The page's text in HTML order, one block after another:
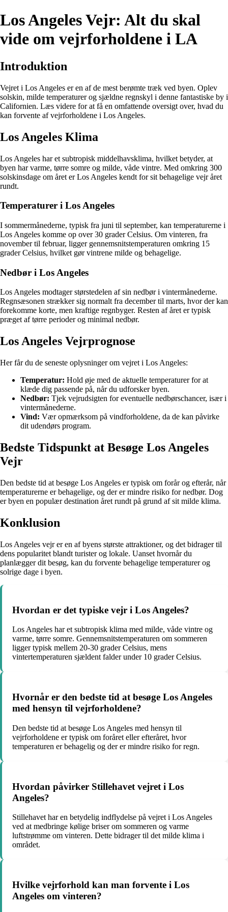
Los Angeles Vejr: Alt du skal
vide om vejrforholdene i LA
Introduktion
Vejret i Los Angeles er en af de mest berømte træk ved byen. Oplev
solskin, milde temperaturer og sjældne regnskyl i denne fantastiske by i
Californien. Læs videre for at få en omfattende oversigt over, hvad du
kan forvente af vejrforholdene i Los Angeles.
Los Angeles Klima
Los Angeles har et subtropisk middelhavsklima, hvilket betyder, at
byen har varme, tørre somre og milde, våde vintre. Med omkring 300
solskinsdage om året er Los Angeles kendt for sit behagelige vejr året
rundt.
Temperaturer i Los Angeles
I sommermånederne, typisk fra juni til september, kan temperaturerne i
Los Angeles komme op over 30 grader Celsius. Om vinteren, fra
november til februar, ligger gennemsnitstemperaturen omkring 15
grader Celsius, hvilket gør vintrene milde og behagelige.
Nedbør i Los Angeles
Los Angeles modtager størstedelen af sin nedbør i vintermånederne.
Regnsæsonen strækker sig normalt fra december til marts, hvor der kan
forekomme korte, men kraftige regnbyger. Resten af året er typisk
præget af tørre perioder og minimal nedbør.
Los Angeles Vejrprognose
Her får du de seneste oplysninger om vejret i Los Angeles:
Temperatur: Hold øje med de aktuelle temperaturer for at
klæde dig passende på, når du udforsker byen.
Nedbør: Tjek vejrudsigten for eventuelle nedbørschancer, især i
vintermånederne.
Vind: Vær opmærksom på vindforholdene, da de kan påvirke
dit udendørs program.
Bedste Tidspunkt at Besøge Los Angeles
Vejr
Den bedste tid at besøge Los Angeles er typisk om forår og efterår, når
temperaturerne er behagelige, og der er mindre risiko for nedbør. Dog
er byen en populær destination året rundt på grund af sit milde klima.
Konklusion
Los Angeles vejr er en af byens største attraktioner, og det bidrager til
dens popularitet blandt turister og lokale. Uanset hvornår du
planlægger dit besøg, kan du forvente behagelige temperaturer og
solrige dage i byen.
Hvordan er det typiske vejr i Los Angeles?
Los Angeles har et subtropisk klima med milde, våde vintre og
varme, tørre somre. Gennemsnitstemperaturen om sommeren
ligger typisk mellem 20-30 grader Celsius, mens
vintertemperaturen sjældent falder under 10 grader Celsius.
Hvornår er den bedste tid at besøge Los Angeles
med hensyn til vejrforholdene?
Den bedste tid at besøge Los Angeles med hensyn til
vejrforholdene er typisk om foråret eller efteråret, hvor
temperaturen er behagelig og der er mindre risiko for regn.
Hvordan påvirker Stillehavet vejret i Los
Angeles?
Stillehavet har en betydelig indflydelse på vejret i Los Angeles
ved at medbringe kølige briser om sommeren og varme
luftstrømme om vinteren. Dette bidrager til det milde klima i
området.
Hvilke vejrforhold kan man forvente i Los
Angeles om vinteren?